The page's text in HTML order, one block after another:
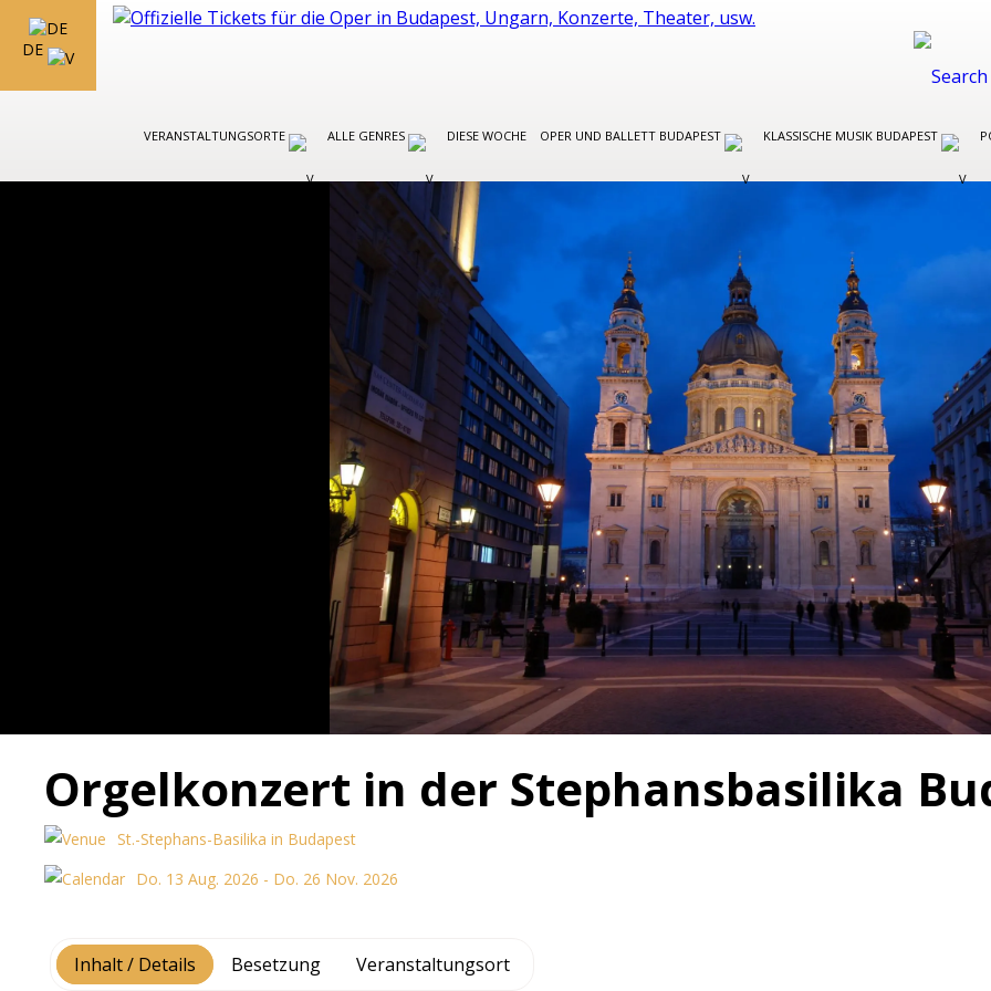
DE
VERANSTALTUNGSORTE ALLE GENRES DIESE WOCHE OPER UND BALLETT BUDAPEST KLASSISCHE MUSIK BUDAPEST
Orgelkonzert in der Stephansbasilika
St.-Stephans-Basilika in Budapest
Do. 13 Aug. 2026 - Do. 26 Nov. 2026
Inhalt / Details Besetzung Veranstaltungsort